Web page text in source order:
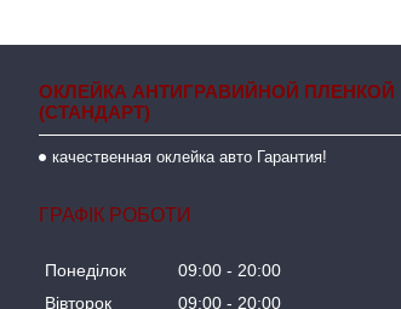
ОКЛЕЙКА АНТИГРАВИЙНОЙ ПЛЕНКОЙ
(СТАНДАРТ)
качественная оклейка авто Гарантия!
ГРАФІК РОБОТИ
Понеділок 09:00
20:00
Вівторок
09:00 20:00